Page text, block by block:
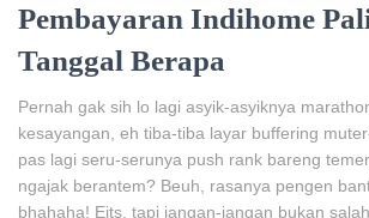
Pembayaran Indihome
Tanggal Berapa
Pernah gak sih lo lagi asyik-asyiknya
kesayangan, eh tiba-tiba layar buffering
pas lagi seru-serunya push rank bareng
ngajak berantem? Beuh, rasanya pengen
bhahaha! Eits, tapi jangan-jangan bukan